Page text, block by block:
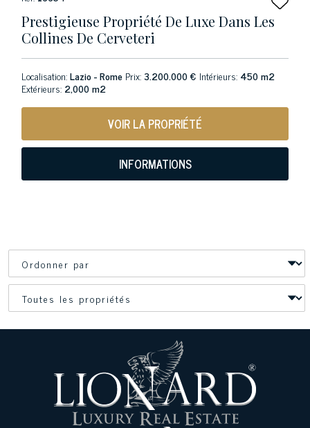
Prestigieuse Propriété De Luxe Dans Les
Collines De Cerveteri
Localisation:Lazio - Rome Prix:3.200.000 € Intérieurs: 450 m2
Extérieurs: 2,000 m2
VOIR LA PROPRIÉTÉ
INFORMATIONS